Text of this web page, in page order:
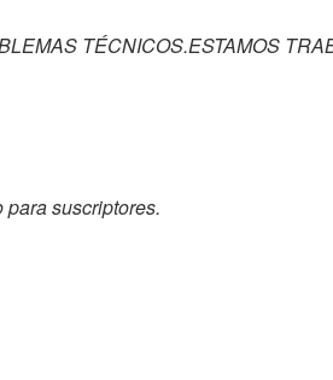
TÉCNICOS.ESTAMOS
suscriptores.